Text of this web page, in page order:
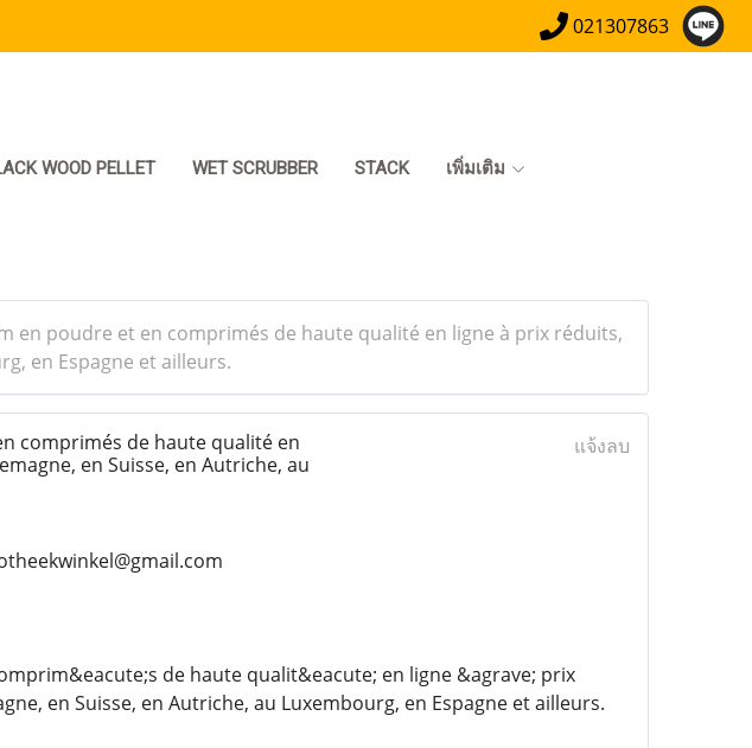
021307863
WOOD PELLET WET SCRUBBER STACK เพิ่มเติม
en poudre et en comprimés de haute qualité en ligne à prix réduits,
en Espagne et ailleurs.
comprimés de haute qualité en
en Suisse, en Autriche, au
แจ้งลบ
de haute qualit&eacute; en ligne &agrave; prix
en Suisse, en Autriche, au Luxembourg, en Espagne et ailleurs.